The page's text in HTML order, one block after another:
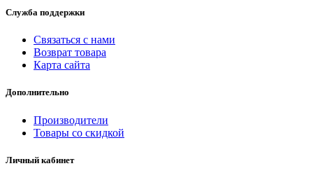
Служба поддержки
Связаться с нами
Возврат товара
Карта сайта
Дополнительно
Производители
Товары со скидкой
Личный кабинет